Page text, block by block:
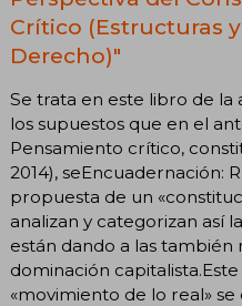
Crítico (Estructuras
Derecho)"
Se trata en este libro de la
los supuestos que en el
Pensamiento crítico,
2014), seEncuadernación:
propuesta de un
analizan y categorizan así
están dando a las también
dominación
«movimiento de lo real»